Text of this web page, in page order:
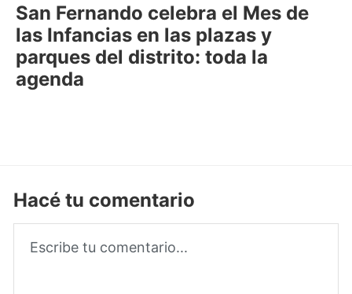
San Fernando celebra el Mes de
las Infancias en las plazas y
parques del distrito: toda la
agenda
Hacé tu comentario